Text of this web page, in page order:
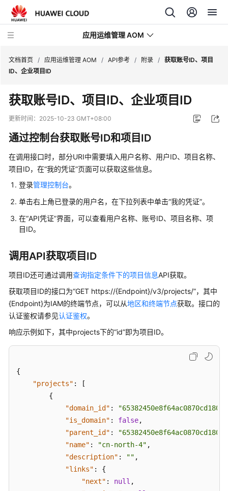
应用运维管理 AOM
新
动
品
介
绍
计
费
说
快
速
门
用
户
最
文档首页 / 应用运维管理 AOM / API参考 / 附录 / 获取账号ID、项目
ID、企业项目ID
获取账号ID、项目ID、企业项目ID
更新时间： 2025-10-23 GMT+08:00
通过控制台获取账号ID和项目ID
在调用接口时，部分URI中需要填入用户名称、用户ID、项目名称、
项目ID，在“我的凭证”页面可以获取这些信息。
登录管理控制台。
单击右上角已登录的用户名，在下拉列表中单击“我的凭证”。
在“API凭证”界面，可以查看用户名称、账号ID、项目名称、项
目ID。
调用API获取项目ID
项目ID还可通过调用查询指定条件下的项目信息API获取。
获取项目ID的接口为“GET https://{Endpoint}/v3/projects/”，其中
{Endpoint}为IAM的终端节点，可以从地区和终端节点获取。接口的
认证鉴权请参见认证鉴权。
响应示例如下，其中projects下的“id”即为项目ID。
{
"projects" :
[
{
"domain_id" :
"is_domain" : false,
"parent_id" :
"name" : "cn-north-4" ,
"description" : "" ,
"links" :
{
"next" : null ,